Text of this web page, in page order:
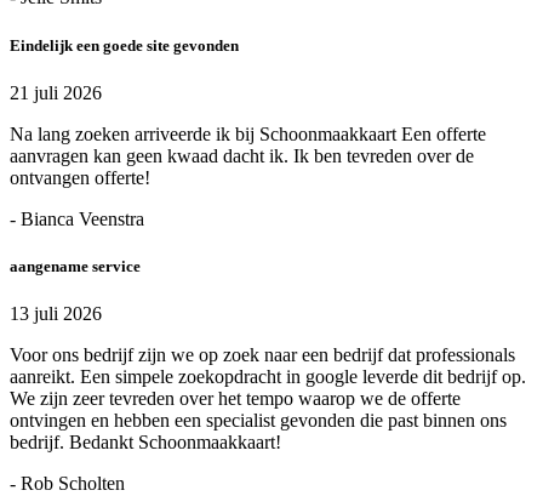
Eindelijk een goede site gevonden
21 juli 2026
Na lang zoeken arriveerde ik bij Schoonmaakkaart Een offerte
aanvragen kan geen kwaad dacht ik. Ik ben tevreden over de
ontvangen offerte!
- Bianca Veenstra
aangename service
13 juli 2026
Voor ons bedrijf zijn we op zoek naar een bedrijf dat professionals
aanreikt. Een simpele zoekopdracht in google leverde dit bedrijf op.
We zijn zeer tevreden over het tempo waarop we de offerte
ontvingen en hebben een specialist gevonden die past binnen ons
bedrijf. Bedankt Schoonmaakkaart!
- Rob Scholten